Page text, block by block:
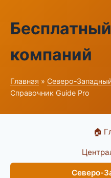
компаний
Главная » Северо-
Справочник Guide Pro
🏠
Северо-